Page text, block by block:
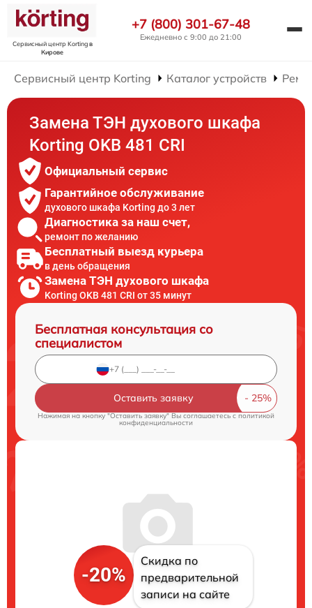
Сервисный центр Kortingв
Кирове
+7 (800) 301-67-48
Ежедневно с 9:00 до 21:00
Сервисный центр Korting Каталог устройств
Замена ТЭН духового шкафа
Korting OKB 481 CRI
Официальный сервис
Гарантийное обслуживание
духового шкафа Korting до 3 лет
Диагностика за наш счет,
ремонт по желанию
Бесплатный выезд курьера
в день обращения
Замена ТЭН духового шкафа
Korting OKB 481 CRI от 35 минут
Бесплатная консультация со
специалистом
Оставить заявку
Нажимая на кнопку "Оставить заявку" Вы соглашаетесь cполитикой
конфиденциальности
-20%
Скидка по
предварительной
записи на сайте